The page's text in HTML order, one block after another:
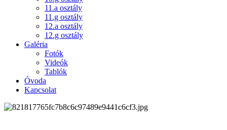
11.a osztály
11.g osztály
12.a osztály
12.g osztály
Galéria
Fotók
Videók
Tablók
Óvoda
Kapcsolat